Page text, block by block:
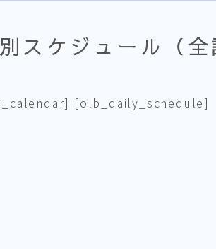
スケジュール（全
[olb_daily_schedule]